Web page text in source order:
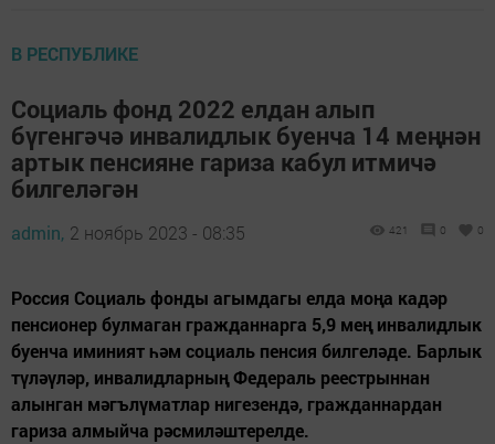
В РЕСПУБЛИКЕ
Социаль фонд 2022 елдан алып
бүгенгәчә инвалидлык буенча 14 меңнән
артык пенсияне гариза кабул итмичә
билгеләгән
admin, 2 ноябрь 2023 - 08:35 421 0 0
Россия Социаль фонды агымдагы елда моңа кадәр
пенсионер булмаган гражданнарга 5,9 мең инвалидлык
буенча иминият һәм социаль пенсия билгеләде. Барлык
түләүләр, инвалидларның Федераль реестрыннан
алынган мәгълүматлар нигезендә, гражданнардан
гариза алмыйча рәсмиләштерелде.